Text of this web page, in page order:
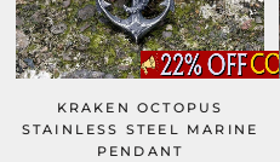
KRAKEN OCTOPUS
STAINLESS STEEL MARINE
PENDANT